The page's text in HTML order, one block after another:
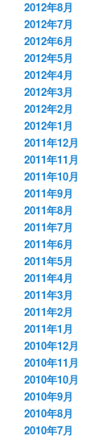
2012年8月
2012年7月
2012年6月
2012年5月
2012年4月
2012年3月
2012年2月
2012年1月
2011年12月
2011年11月
2011年10月
2011年9月
2011年8月
2011年7月
2011年6月
2011年5月
2011年4月
2011年3月
2011年2月
2011年1月
2010年12月
2010年11月
2010年10月
2010年9月
2010年8月
2010年7月